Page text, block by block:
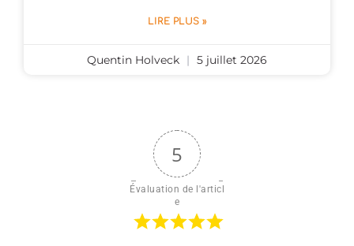
LIRE PLUS »
Quentin Holveck 5 juillet 2026
5
Évaluation de l'articl
e